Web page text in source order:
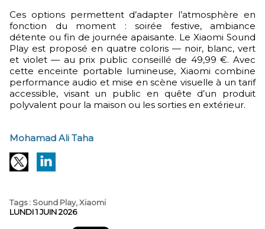
Ces options permettent d’adapter l’atmosphère en
fonction du moment : soirée festive, ambiance
détente ou fin de journée apaisante. Le Xiaomi Sound
Play est proposé en quatre coloris — noir, blanc, vert
et violet — au prix public conseillé de 49,99 €. Avec
cette enceinte portable lumineuse, Xiaomi combine
performance audio et mise en scène visuelle à un tarif
accessible, visant un public en quête d’un produit
polyvalent pour la maison ou les sorties en extérieur.
Mohamad Ali Taha
Tags: Sound Play,Xiaomi
LUNDI 1 JUIN 2026